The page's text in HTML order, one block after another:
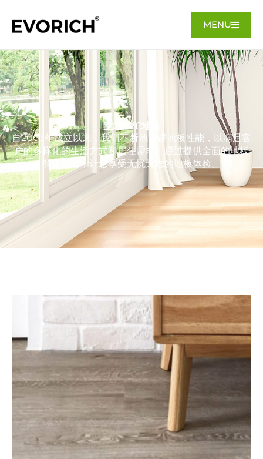
MENU
室内PVC地板
自2003年成立以来，我们不断地改进地板性能，以满足客
户的多样化的生活方式和居住需求。通过提供全面的地板
解决方案，让您享受无忧无虑的地板体验。